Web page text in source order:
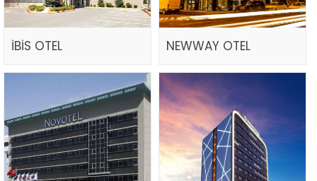
İBİS OTEL NEWWAY OTEL